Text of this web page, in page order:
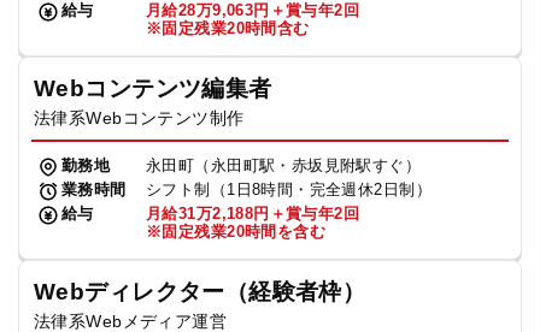
給与
月給28万9,063円＋賞与年2回
※固定残業20時間含む
Webコンテンツ編集者
法律系Webコンテンツ制作
勤務地
永田町（永田町駅・赤坂見附駅すぐ）
業務時間
シフト制（1日8時間・完全週休2日制）
給与
月給31万2,188円＋賞与年2回
※固定残業20時間を含む
Webディレクター（経験者枠）
法律系Webメディア運営